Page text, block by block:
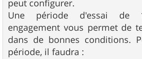
peut configurer.
Une période d'essai de
engagement vous permet de
dans de bonnes conditions.
période, il faudra :